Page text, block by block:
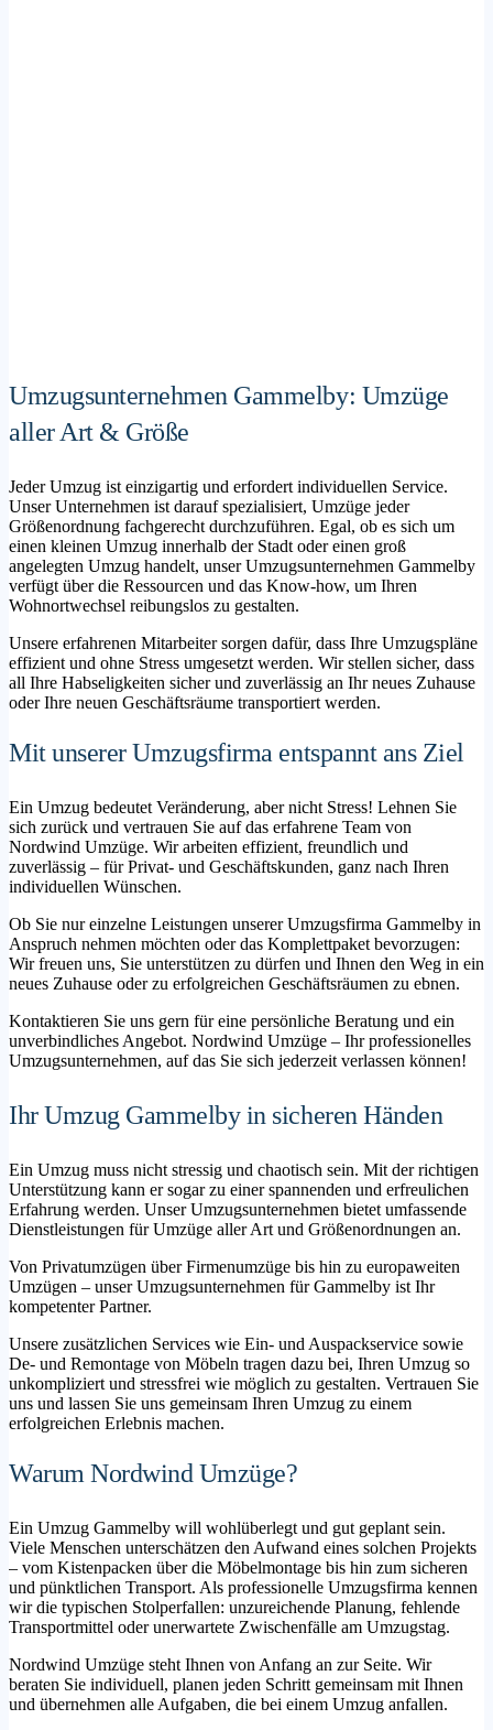
Umzugsunternehmen Gammelby: Umzüge
aller Art & Größe
Jeder Umzug ist einzigartig und erfordert individuellen Service.
Unser Unternehmen ist darauf spezialisiert, Umzüge jeder
Größenordnung fachgerecht durchzuführen. Egal, ob es sich um
einen kleinen Umzug innerhalb der Stadt oder einen groß
angelegten Umzug handelt, unser Umzugsunternehmen Gammelby
verfügt über die Ressourcen und das Know-how, um Ihren
Wohnortwechsel reibungslos zu gestalten.
Unsere erfahrenen Mitarbeiter sorgen dafür, dass Ihre Umzugspläne
effizient und ohne Stress umgesetzt werden. Wir stellen sicher, dass
all Ihre Habseligkeiten sicher und zuverlässig an Ihr neues Zuhause
oder Ihre neuen Geschäftsräume transportiert werden.
Mit unserer Umzugsfirma entspannt ans Ziel
Ein Umzug bedeutet Veränderung, aber nicht Stress! Lehnen Sie
sich zurück und vertrauen Sie auf das erfahrene Team von
Nordwind Umzüge. Wir arbeiten effizient, freundlich und
zuverlässig – für Privat- und Geschäftskunden, ganz nach Ihren
individuellen Wünschen.
Ob Sie nur einzelne Leistungen unserer Umzugsfirma Gammelby in
Anspruch nehmen möchten oder das Komplettpaket bevorzugen:
Wir freuen uns, Sie unterstützen zu dürfen und Ihnen den Weg in ein
neues Zuhause oder zu erfolgreichen Geschäftsräumen zu ebnen.
Kontaktieren Sie uns gern für eine persönliche Beratung und ein
unverbindliches Angebot. Nordwind Umzüge – Ihr professionelles
Umzugsunternehmen, auf das Sie sich jederzeit verlassen können!
Ihr Umzug Gammelby in sicheren Händen
Ein Umzug muss nicht stressig und chaotisch sein. Mit der richtigen
Unterstützung kann er sogar zu einer spannenden und erfreulichen
Erfahrung werden. Unser Umzugsunternehmen bietet umfassende
Dienstleistungen für Umzüge aller Art und Größenordnungen an.
Von Privatumzügen über Firmenumzüge bis hin zu europaweiten
Umzügen – unser Umzugsunternehmen für Gammelby ist Ihr
kompetenter Partner.
Unsere zusätzlichen Services wie Ein- und Auspackservice sowie
De- und Remontage von Möbeln tragen dazu bei, Ihren Umzug so
unkompliziert und stressfrei wie möglich zu gestalten. Vertrauen Sie
uns und lassen Sie uns gemeinsam Ihren Umzug zu einem
erfolgreichen Erlebnis machen.
Warum Nordwind Umzüge?
Ein Umzug Gammelby will wohlüberlegt und gut geplant sein.
Viele Menschen unterschätzen den Aufwand eines solchen Projekts
– vom Kistenpacken über die Möbelmontage bis hin zum sicheren
und pünktlichen Transport. Als professionelle Umzugsfirma kennen
wir die typischen Stolperfallen: unzureichende Planung, fehlende
Transportmittel oder unerwartete Zwischenfälle am Umzugstag.
Nordwind Umzüge steht Ihnen von Anfang an zur Seite. Wir
beraten Sie individuell, planen jeden Schritt gemeinsam mit Ihnen
und übernehmen alle Aufgaben, die bei einem Umzug anfallen.